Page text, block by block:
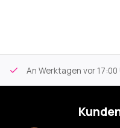
An Werktagen vor